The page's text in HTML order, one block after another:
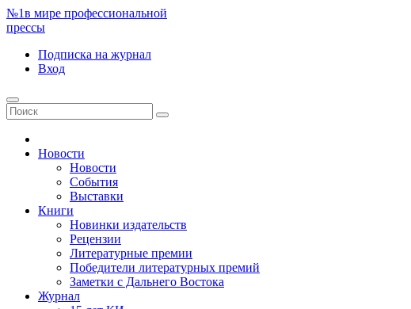
№1в мире профессиональной
прессы
Подписка на журнал
Вход
Новости
Новости
События
Выставки
Книги
Новинки издательств
Рецензии
Литературные премии
Победители литературных премий
Заметки с Дальнего Востока
Журнал